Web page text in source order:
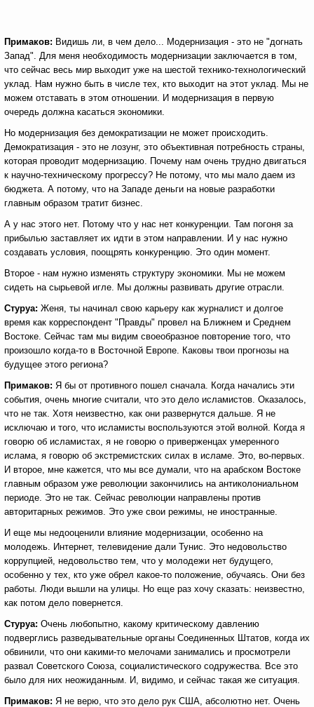
Примаков: Видишь ли, в чем дело... Модернизация - это не "догнать
Запад". Для меня необходимость модернизации заключается в том,
что сейчас весь мир выходит уже на шестой технико-технологический
уклад. Нам нужно быть в числе тех, кто выходит на этот уклад. Мы не
можем отставать в этом отношении. И модернизация в первую
очередь должна касаться экономики.
Но модернизация без демократизации не может происходить.
Демократизация - это не лозунг, это объективная потребность страны,
которая проводит модернизацию. Почему нам очень трудно двигаться
к научно-техническому прогрессу? Не потому, что мы мало даем из
бюджета. А потому, что на Западе деньги на новые разработки
главным образом тратит бизнес.
А у нас этого нет. Потому что у нас нет конкуренции. Там погоня за
прибылью заставляет их идти в этом направлении. И у нас нужно
создавать условия, поощрять конкуренцию. Это один момент.
Второе - нам нужно изменять структуру экономики. Мы не можем
сидеть на сырьевой игле. Мы должны развивать другие отрасли.
Стуруа: Женя, ты начинал свою карьеру как журналист и долгое
время как корреспондент "Правды" провел на Ближнем и Среднем
Востоке. Сейчас там мы видим своеобразное повторение того, что
произошло когда-то в Восточной Европе. Каковы твои прогнозы на
будущее этого региона?
Примаков: Я бы от противного пошел сначала. Когда начались эти
события, очень многие считали, что это дело исламистов. Оказалось,
что не так. Хотя неизвестно, как они развернутся дальше. Я не
исключаю и того, что исламисты воспользуются этой волной. Когда я
говорю об исламистах, я не говорю о приверженцах умеренного
ислама, я говорю об экстремистских силах в исламе. Это, во-первых.
И второе, мне кажется, что мы все думали, что на арабском Востоке
главным образом уже революции закончились на антиколониальном
периоде. Это не так. Сейчас революции направлены против
авторитарных режимов. Это уже свои режимы, не иностранные.
И еще мы недооценили влияние модернизации, особенно на
молодежь. Интернет, телевидение дали Тунис. Это недовольство
коррупцией, недовольство тем, что у молодежи нет будущего,
особенно у тех, кто уже обрел какое-то положение, обучаясь. Они без
работы. Люди вышли на улицы. Но еще раз хочу сказать: неизвестно,
как потом дело повернется.
Стуруа: Очень любопытно, какому критическому давлению
подверглись разведывательные органы Соединенных Штатов, когда их
обвинили, что они какими-то мелочами занимались и просмотрели
развал Советского Союза, социалистического содружества. Все это
было для них неожиданным. И, видимо, и сейчас такая же ситуация.
Примаков: Я не верю, что это дело рук США, абсолютно нет. Очень